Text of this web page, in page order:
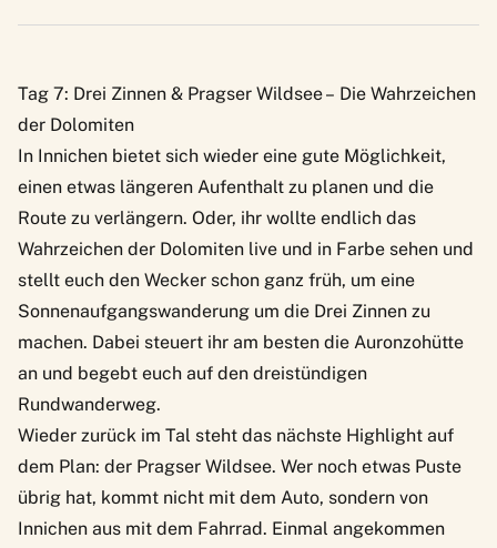
Tag 7: Drei Zinnen & Pragser Wildsee – Die Wahrzeichen
der Dolomiten
In Innichen bietet sich wieder eine gute Möglichkeit,
einen etwas längeren Aufenthalt zu planen und die
Route zu verlängern. Oder, ihr wollte endlich das
Wahrzeichen der Dolomiten live und in Farbe sehen und
stellt euch den Wecker schon ganz früh, um eine
Sonnenaufgangswanderung um die Drei Zinnen zu
machen. Dabei steuert ihr am besten die Auronzohütte
an und begebt euch auf den dreistündigen
Rundwanderweg.
Wieder zurück im Tal steht das nächste Highlight auf
dem Plan: der Pragser Wildsee. Wer noch etwas Puste
übrig hat, kommt nicht mit dem Auto, sondern von
Innichen aus mit dem Fahrrad. Einmal angekommen